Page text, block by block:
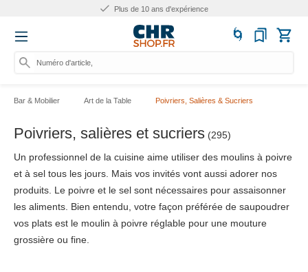
Plus de 10 ans d'expérience
Numéro d'article, catégor
Bar & Mobilier Art de la Table Poivriers, Salières & Sucriers
Poivriers, salières et sucriers (295)
Un professionnel de la cuisine aime utiliser des moulins à poivre
et à sel tous les jours. Mais vos invités vont aussi adorer nos
produits. Le poivre et le sel sont nécessaires pour assaisonner
les aliments. Bien entendu, votre façon préférée de saupoudrer
vos plats est le moulin à poivre réglable pour une mouture
grossière ou fine.